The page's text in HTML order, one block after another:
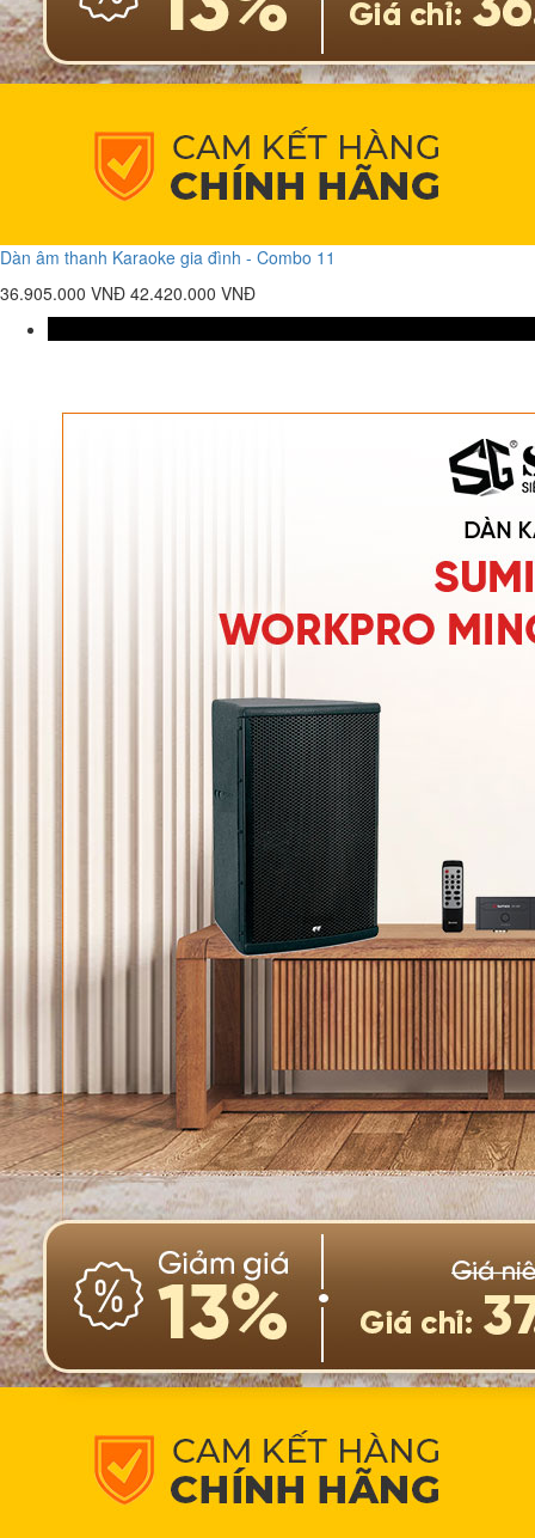
Dàn âm thanh Karaoke gia đình - Combo 11
36.905.000 VNĐ 42.420.000 VNĐ